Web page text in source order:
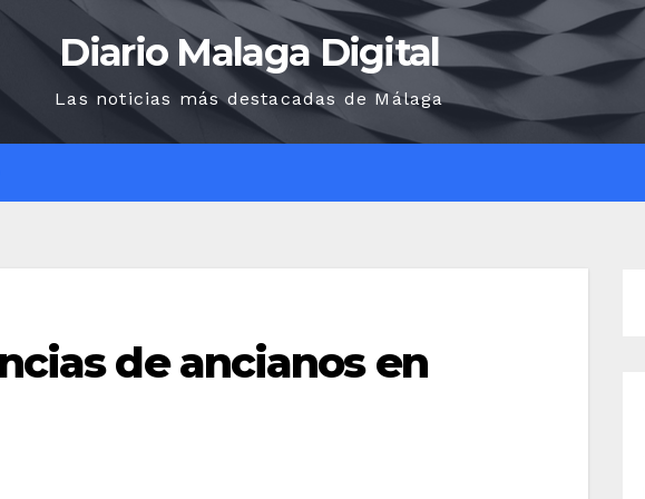
Diario Malaga Digital
Las noticias más destacadas de Málaga
de ancianos en